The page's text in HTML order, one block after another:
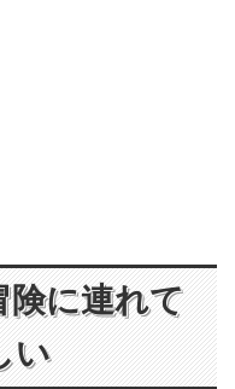
険に連れて
い